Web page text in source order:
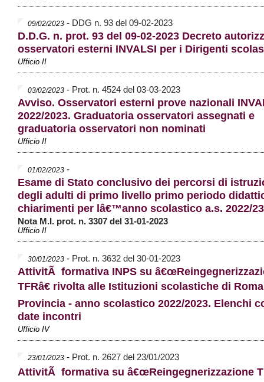
09/02/2023 - DDG n. 93 del 09-02-2023
D.D.G. n. prot. 93 del 09-02-2023 Decreto
osservatori esterni INVALSI per i Dirigenti
Ufficio II
03/02/2023 - Prot. n. 4524 del 03-03-2023
Avviso. Osservatori esterni prove nazionali
2022/2023. Graduatoria osservatori assegnati e
graduatoria osservatori non nominati
Ufficio II
01/02/2023 -
Esame di Stato conclusivo dei percorsi di
degli adulti di primo livello primo periodo
chiarimenti per lâ€™anno scolastico a.s. 2022/23
Nota M.I. prot. n. 3307 del 31-01-2023
Ufficio II
30/01/2023 - Prot. n. 3632 del 30-01-2023
AttivitÃ formativa INPS su
TFRâ€ rivolta alle Istituzioni scolastiche di
Provincia - anno scolastico 2022/2023. Elenchi
date incontri
Ufficio IV
23/01/2023 - Prot. n. 2627 del 23/01/2023
AttivitÃ formativa su â€œReingegnerizzazione